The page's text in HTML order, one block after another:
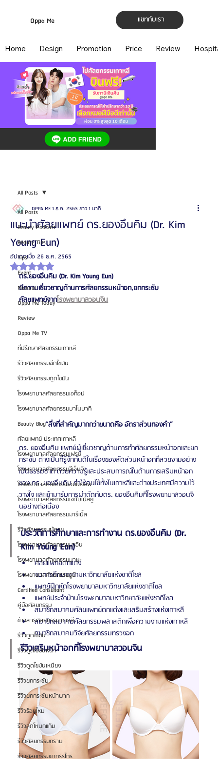
แชทกับเรา
Oppa Me
Home Design Promotion Price Review
All Posts
Beauty Podcast
Beauty Tips
Tips
Event
Medical
Oppa Me Today
Review
Oppa Me TV
ที่ปรึกษาศัลยกรรมเกาหลี
รีวิวศัลยกรรมฉีดไขมัน
รีวิวศัลยกรรมดูดไขมัน
โรงพยาบาลศัลยกรรมเอท็อป
โรงพยาบาลศัลยกรรมบาโนบากิ
Beauty Blog
ศัลยแพทย์ ประเทศเกาหลี
โรงพยาบาลศัลยกรรมเฟรช
โรงพยาบาลศัลยกรรมจีเอ็นจี
โรงพยาบาลศัลยกรรมอิมเมจอัพ
โรงพยาบาลศัลยกรรมเจดับเบิลยู
โรงพยาบาลศัลยกรรมมาร์เบิ้ล
รีวิวศัลยกรรมผู้ชาย
โรงพยาบาลศัลยกรรมมาอิน
โรงพยาบาลศัลยกรรมนานะ
โรงพยาบาลศัลยกรรมรูบี
Certified Consultant
คู่มือศัลยกรรม
ข่าวสารศัลยกรรมเกาหลี
รีวิวดูดไขมัน
รีวิวดูดไขมันหน้า
รีวิวดูดไขมันเหนียง
รีวิวยกกระชับ
รีวิวยกกระชับหน้าผาก
รีวิวร้อยไหม
รีวิวลดโหนกแก้ม
รีวิวศัลยกรรมกราม
รีวิวศัลยกรรมขากรรไกร
All Posts
แนะนำศัลยแพทย์ ดร.ยองอึนคิม (Dr. Kim
Young Eun)
OPPA ME1 ธ.ค. 2565 ยาว 1 นาที
อัปเดตเมื่อ 26 ธ.ค. 2565
ได้รับ NaN เต็ม 5 ดาว
ดร.ยองอึนคิม (Dr. Kim Young Eun)
มีความเชี่ยวชาญด้านการศัลยกรรมหน้าอก,ยกกระชับ
ศัลยแพทย์จากโรงพยาบาลวอนจิน
“สิ่งที่สำคัญมากกว่าขนาดคือ อัตราส่วนทองคำ”
ดร. ยองอึนคิม แพทย์ผู้เชี่ยวชาญด้านการทำศัลยกรรมหน้าอกและยก
กระชับ ต่างเป็นที่รู้จักกันดีในเรื่องของสัดส่วนหน้าอกที่สวยงามอย่าง
เป็นธรรมชาติ ด้วยความรู้และประสบการณ์ในด้านการเสริมหน้าอก
ของ ดร. ยองอึนคิม ทำให้คนไข้ทั้งในเกาหลีและต่างประเทศมีความไว้
วางใจ และเข้ามารับการผ่าตัดกับดร. ยองอึนคิมที่โรงพยาบาลวอนจิ
นอย่างต่อเนื่อง
ประวัติการศึกษาและการทำงาน ดร.ยองอึนคิม (Dr.
Kim Young Eun)
ศัลยแพทย์ตกแต่ง
จบการศึกษาจากมหาวิทยาลัยแห่งชาติโซล
แพทย์ฝึกหัดโรงพยาบาลมหาวิทยาลัยแห่งชาติโซล
แพทย์ประจำบ้านโรงพยาบาลมหาวิทยาลัยแห่งชาติโซล
สมาชิกสมาคมศัลยแพทย์ตกแต่งและเสริมสร้างแห่งเกาหลี
สมาชิกสมาคมศัลยกรรมพลาสติกเพื่อความงามแห่งเกาหลี
สมาชิกสมาคมวิจัยศัลยกรรมทรวงอก
รีวิวเสริมหน้าอกที่โรงพยาบาลวอนจิน